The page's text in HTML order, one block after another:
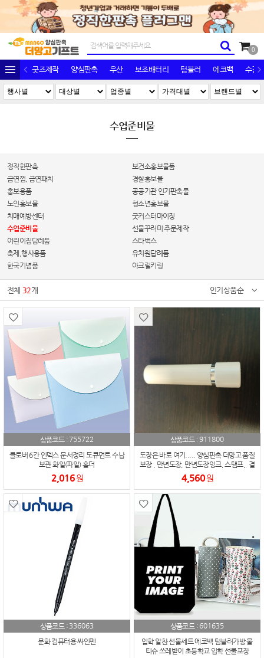
0
굿즈제작 양심판촉 우산 보조배터리 텀블러 에코백 수건/
수업준비물
정직한판촉
보건소홍보물품
금연껌, 금연패치
경찰홍보물
홍보용품
공공기관 인기판촉물
노인홍보물
청소년홍보물
치매예방센터
굿커스터마이징
수업준비물
선물꾸러미 주문제작
어린이집답례품
스타벅스
축제,행사용품
유치원답례품
한국기념품
아크릴키링
전체 32개 인기상품순
상품코드 : 755722
클로버 6칸 인덱스 문서정리 도큐먼트 수납
보관 화일(파일) 홀더
2,016원
상품코드 :911800
도장은 바로 여기..... 양심판촉 더망고 품질
보장 , 만년도장, 만년도장잉크, 스탬프,. 결
제도장, 학교졸업기념 도장
4,560원
상품코드 : 336063
문화 컴퓨터용 싸인펜
상품코드 : 601635
입학 알찬 선물세트 에코백 텀블러가방 물
티슈 쓰레받이 초등학교 입학 선물포장